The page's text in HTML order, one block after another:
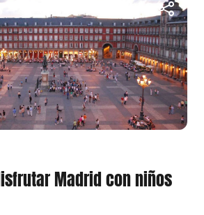
Madrid con niños